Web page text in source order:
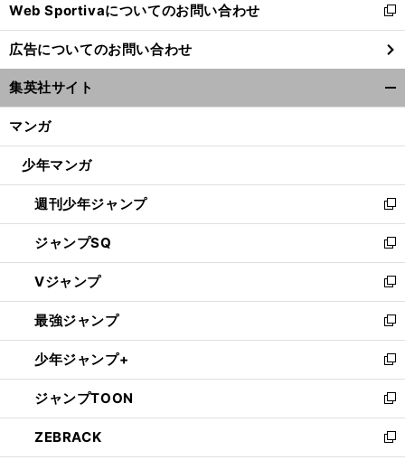
日
本はプレッシングを誤解している
。
スペインの名将が斬るブラジル戦
く
Web Sportivaについてのお問い合わせ
新
し
い
ウ
ィ
ン
ウ
開
く
広告についてのお問い合わせ
集英社サイト
マンガ
少年マンガ
週刊少年ジャンプ
新
し
い
ウ
ィ
ン
ド
ウ
で
開
く
ジャンプSQ
新
し
い
ウ
ィ
ン
ド
ウ
で
開
く
Vジャンプ
新
し
い
ウ
ィ
ン
ド
ウ
で
開
最強ジャンプ
新
し
い
ウ
ィ
ン
ド
少年ジャンプ+
新
し
い
ウ
ィ
ジャンプTOON
新
し
い
ZEBRACK
新